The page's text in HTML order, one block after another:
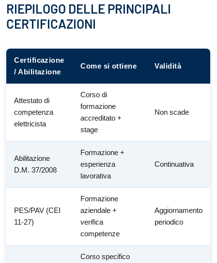
RIEPILOGO DELLE PRINCIPALI
CERTIFICAZIONI
Certificazione
/ Abilitazione
Come si ottiene Validità
Attestato di
competenza
elettricista
Corso di
formazione
accreditato +
stage
Non scade
Abilitazione
D.M. 37/2008
Formazione +
esperienza
lavorativa
Continuativa
PES/PAV (CEI
11-27)
Formazione
aziendale +
verifica
competenze
Aggiornamento
periodico
Corso specifico